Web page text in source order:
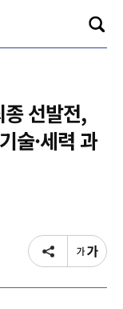
선발전,
술·세력 과